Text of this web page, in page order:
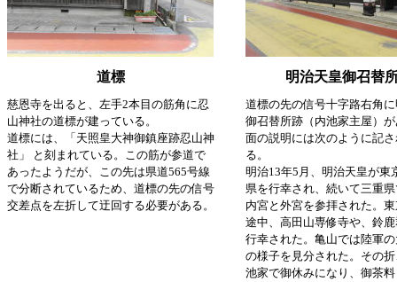
道標 明治天皇御召替
慈恩寺を出ると、左手2本目の筋角に忍
山神社の道標が建っている。
道標には、「天照皇大神御鎮座跡忍山神
社」 と刻まれている。この筋が参道で
あったようだが、この先は県道565号線
で分断されているため、道標の先の信号
交差点を左折して迂回する必要がある。
道標の先の信号十字路右角
御召替所跡（内池家主屋）
面の説明には次のように記
る。
明治13年5月、明治天皇が東
県を行幸され、続いて三重
内宮と外宮を参拝された。
途中、高田山専修寺や、鈴
行幸された。亀山では陸軍
の様子を見分された。その
池家で御休みになり、御茶